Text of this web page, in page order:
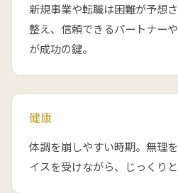
新規事業や転職は困難が予想
整え、信頼できるパートナー
が成功の鍵。
健康
体調を崩しやすい時期。無理
イスを受けながら、じっくり